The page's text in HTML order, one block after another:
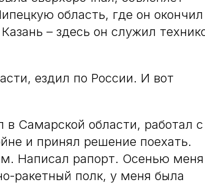
область, где он окончил
– здесь он служил
ездил по России. И вот
Самарской области, работал с
и принял решение поехать.
Написал рапорт. Осенью меня
ракетный полк, у меня была